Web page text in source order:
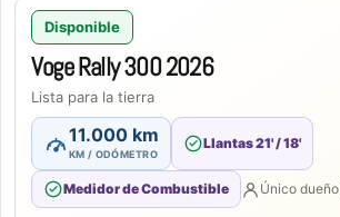
Disponible
Voge Rally 300 2026
Lista para la tierra
11.000 km
KM / ODÓMETRO
Llantas 21' / 18'
Medidor de Combustible Único dueño